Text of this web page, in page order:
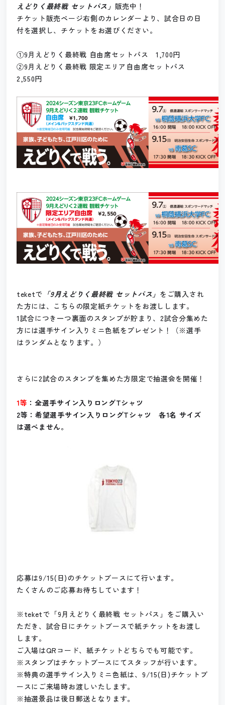
えどりく最終戦 セットパス」 販売中！
チケット販売ページ右側のカレンダーより、試合日の日
付を選択し、チケットをお選びください。
①9月えどりく最終戦 自由席セットパス 1,700円
②9月えどりく最終戦 限定エリア自由席セットパス
2,550円
teketで 「9月えどりく最終戦 セットパス」 をご購入され
た方には、こちらの限定紙チケットをお渡しします。
1試合につき一つ裏面のスタンプが貯まり、2試合分集めた
方には選手サイン入りミニ色紙をプレゼント！（※選手
はランダムとなります。）
さらに2試合のスタンプを集めた方限定で抽選会を開催！
1等 ：全選手サイン入りロングTシャツ
2等：希望選手サイン入りロングTシャツ 各1名 サイズ
は選べません。
応募は9/15(日)のチケットブースにて行います。
たくさんのご応募お待ちしています！
※teketで「9月えどりく最終戦 セットパス」をご購入い
ただき、試合日にチケットブースで紙チケットをお渡し
します。
ご入場はQRコード、紙チケットどちらでも可能です。
※スタンプはチケットブースにてスタッフが行います。
※特典の選手サイン入りミニ色紙は、9/15(日)チケットブ
ースにご来場時お渡しいたします。
※抽選景品は後日郵送となります。